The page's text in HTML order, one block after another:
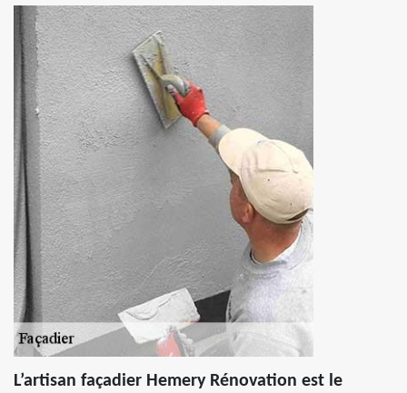
L’artisan façadier Hemery Rénovation est le